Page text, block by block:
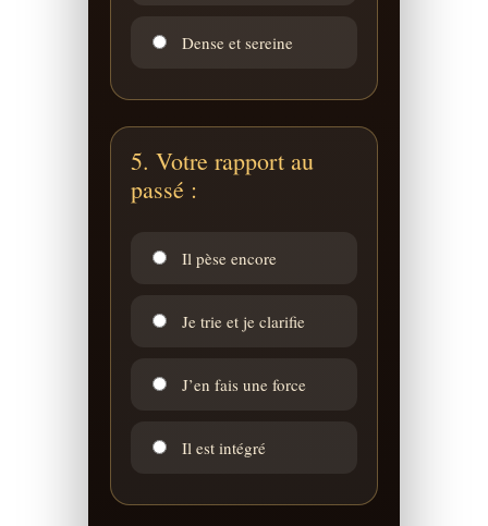
Dense et sereine
5. Votre rapport au
passé :
Il pèse encore
Je trie et je clarifie
J’en fais une force
Il est intégré